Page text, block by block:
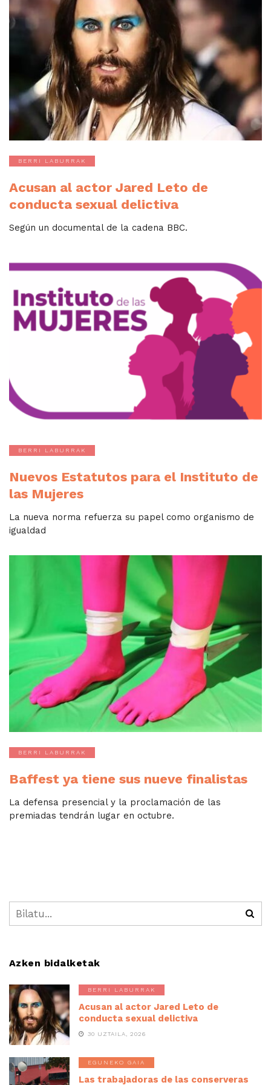
BERRI LABURRAK
Acusan al actor Jared Leto de
conducta sexual delictiva
Según un documental de la cadena BBC.
BERRI LABURRAK
Nuevos Estatutos para el Instituto de
las Mujeres
La nueva norma refuerza su papel como organismo de
igualdad
BERRI LABURRAK
Baffest ya tiene sus nueve finalistas
La defensa presencial y la proclamación de las
premiadas tendrán lugar en octubre.
Azken bidalketak
BERRI LABURRAK
Acusan al actor Jared Leto de
conducta sexual delictiva
30 UZTAILA, 2026
EGUNEKO GAIA
Las trabajadoras de las conserveras